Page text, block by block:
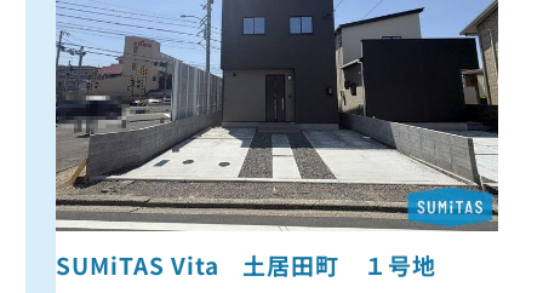
SUMiTAS Vita 土居田町 １号地